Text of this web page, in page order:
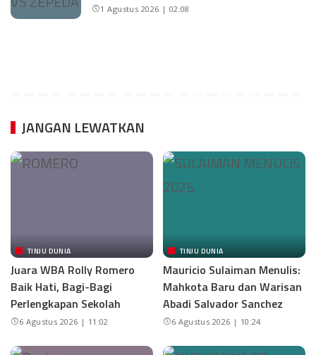
1 Agustus 2026 | 02:08
JANGAN LEWATKAN
TINJU DUNIA
Juara WBA Rolly Romero
Baik Hati, Bagi-Bagi
Perlengkapan Sekolah
6 Agustus 2026 | 11:02
TINJU DUNIA
Mauricio Sulaiman Menulis:
Mahkota Baru dan Warisan
Abadi Salvador Sanchez
6 Agustus 2026 | 10:24